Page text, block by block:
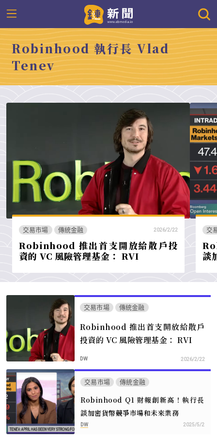
Robinhood 執行長 Vlad
Tenev
交易市場 傳統金融 2026/2/22
Robinhood 推出首支開放給散戶投
資的 VC 風險管理基金： RVI
交
談
交易市場 傳統金融
Robinhood 推出首支開放給散戶
投資的 VC 風險管理基金： RVI
DW 2026/2/22
交易市場 傳統金融
Robinhood Q1 財報創新高！執行長
談加密貨幣競爭市場和未來業務
DW 2025/5/2